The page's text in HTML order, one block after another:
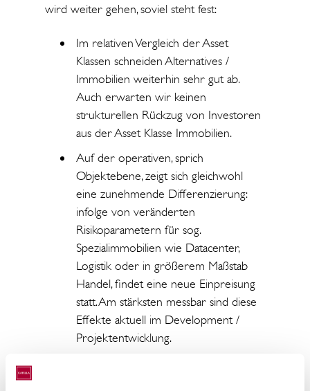
wird weiter gehen, soviel steht fest:
Im relativen Vergleich der Asset
Klassen schneiden Alternatives /
Immobilien weiterhin sehr gut ab.
Auch erwarten wir keinen
strukturellen Rückzug von Investoren
aus der Asset Klasse Immobilien.
Auf der operativen, sprich
Objektebene, zeigt sich gleichwohl
eine zunehmende Differenzierung:
infolge von veränderten
Risikoparametern für sog.
Spezialimmobilien wie Datacenter,
Logistik oder in größerem Maßstab
Handel, findet eine neue Einpreisung
statt. Am stärksten messbar sind diese
Effekte aktuell im Development /
Projektentwicklung.